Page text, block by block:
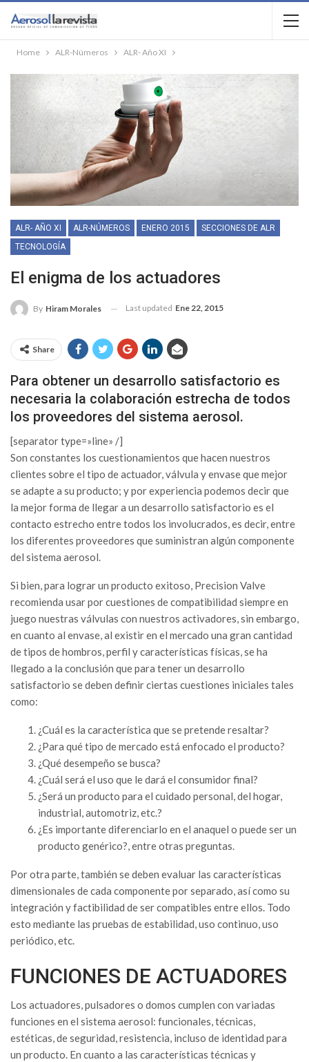
Home ALR-Números ALR- Año XI
ALR- AÑO XI ALR-NÚMEROS ENERO 2015
SECCIONES DE ALR
TECNOLOGÍA
El enigma de los actuadores
By Hiram Morales Last updated Ene 22, 2015
Share
Para obtener un desarrollo satisfactorio es
necesaria la colaboración estrecha de todos
los proveedores del sistema aerosol.
[separator type=»line» /]
Son constantes los cuestionamientos que hacen nuestros
clientes sobre el tipo de actuador, válvula y envase que mejor
se adapte a su producto; y por experiencia podemos decir que
la mejor forma de llegar a un desarrollo satisfactorio es el
contacto estrecho entre todos los involucrados, es decir, entre
los diferentes proveedores que suministran algún componente
del sistema aerosol.
Si bien, para lograr un producto exitoso, Precision Valve
recomienda usar por cuestiones de compatibilidad siempre en
juego nuestras válvulas con nuestros activadores, sin embargo,
en cuanto al envase, al existir en el mercado una gran cantidad
de tipos de hombros, perfil y características físicas, se ha
llegado a la conclusión que para tener un desarrollo
satisfactorio se deben definir ciertas cuestiones iniciales tales
como:
¿Cuál es la característica que se pretende resaltar?
¿Para qué tipo de mercado está enfocado el producto?
¿Qué desempeño se busca?
¿Cuál será el uso que le dará el consumidor final?
¿Será un producto para el cuidado personal, del hogar,
industrial, automotriz, etc.?
¿Es importante diferenciarlo en el anaquel o puede ser un
producto genérico?, entre otras preguntas.
Por otra parte, también se deben evaluar las características
dimensionales de cada componente por separado, así como su
integración y factibilidad de ser compatibles entre ellos. Todo
esto mediante las pruebas de estabilidad, uso continuo, uso
periódico, etc.
FUNCIONES DE ACTUADORES
Los actuadores, pulsadores o domos cumplen con variadas
funciones en el sistema aerosol: funcionales, técnicas,
estéticas, de seguridad, resistencia, incluso de identidad para
un producto. En cuanto a las características técnicas y